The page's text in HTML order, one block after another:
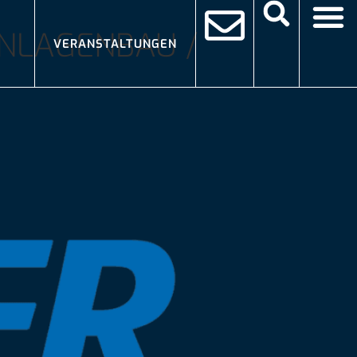
VERANSTALTUNGEN
/